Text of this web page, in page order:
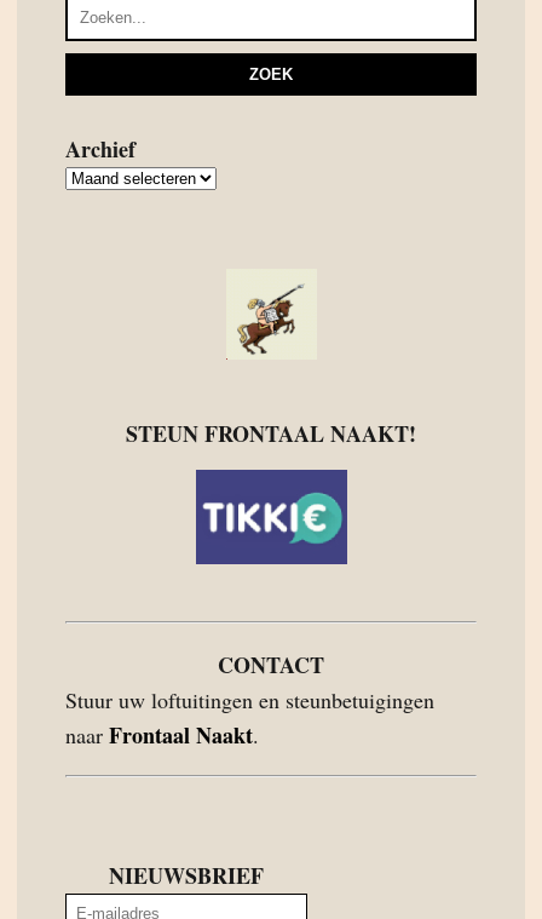
Archief
Archief
STEUN FRONTAAL NAAKT!
CONTACT
Stuur uw loftuitingen en steunbetuigingen
naar Frontaal Naakt.
NIEUWSBRIEF